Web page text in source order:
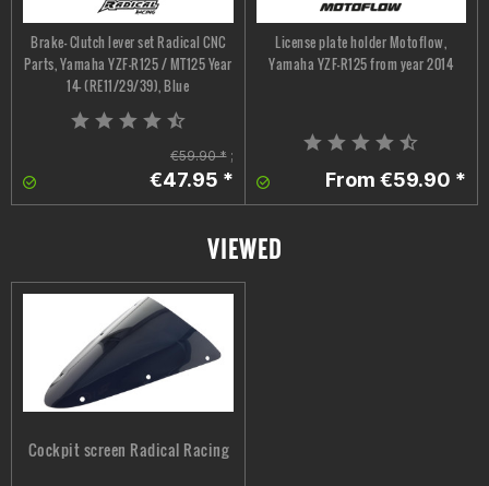
Brake- Clutch lever set Radical CNC
Parts, Yamaha YZF-R125 / MT125 Year
14- (RE11/29/39), Blue
€59.90 *;
€47.95 *
License plate holder Motoflow,
Yamaha YZF-R125 from year 2014
From €59.90 *
VIEWED
Cockpit screen Radical Racing